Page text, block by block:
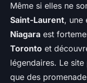
Même si elles ne
Saint-Laurent, une
Niagara est
Toronto et
légendaires. Le
que des